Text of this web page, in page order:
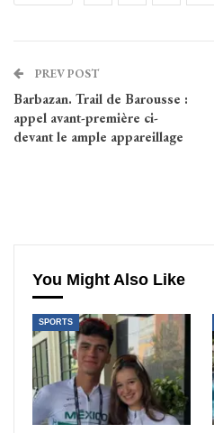
PREV POST
Barbazan. Trail de Barousse :
appel avant-première ci-
devant le ample appareillage
You Might Also Like
SPORTS